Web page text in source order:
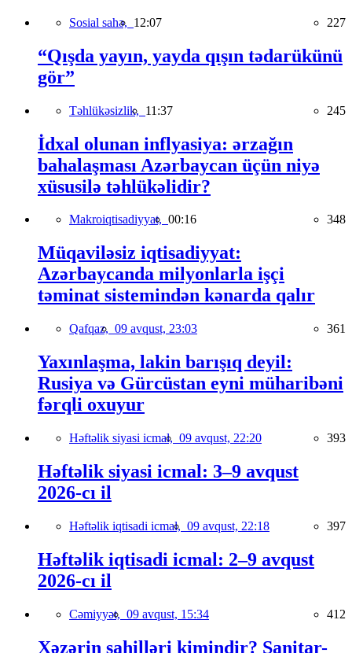
Sosial sahə, 12:07 227
“Qışda yayın, yayda qışın tədarükünü
gör”
Təhlükəsizlik, 11:37 245
İdxal olunan inflyasiya: ərzağın
bahalaşması Azərbaycan üçün niyə
xüsusilə təhlükəlidir?
Makroiqtisadiyyat, 00:16 348
Müqaviləsiz iqtisadiyyat:
Azərbaycanda milyonlarla işçi
təminat sistemindən kənarda qalır
Qafqaz, 09 avqust, 23:03 361
Yaxınlaşma, lakin barışıq deyil:
Rusiya və Gürcüstan eyni müharibəni
fərqli oxuyur
Həftəlik siyasi icmal, 09 avqust, 22:20 393
Həftəlik siyasi icmal: 3–9 avqust
2026-cı il
Həftəlik iqtisadi icmal, 09 avqust, 22:18 397
Həftəlik iqtisadi icmal: 2–9 avqust
2026-cı il
Cəmiyyət, 09 avqust, 15:34 412
Xəzərin sahilləri kimindir? Sanitar-